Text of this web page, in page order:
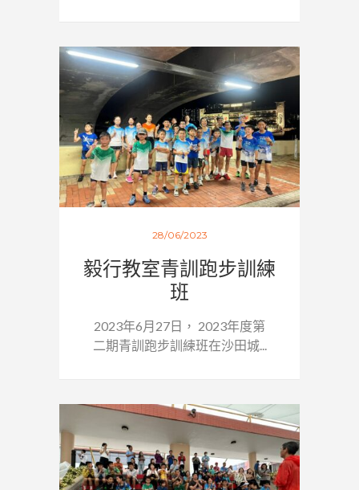
28/06/2023
毅行教室青訓跑步訓練
班
2023年6月27日， 2023年度第
二期青訓跑步訓練班在沙田城...